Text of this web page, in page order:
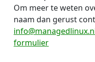
Om meer te weten
naam dan gerust
formulier